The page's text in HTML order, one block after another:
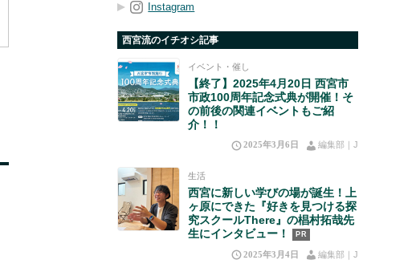
Instagram
西宮流のイチオシ記事
イベント・催し
【終了】2025年4月20日 西宮市
市政100周年記念式典が開催！そ
の前後の関連イベントもご紹
介！！
2025年3月6日 編集部｜J
生活
西宮に新しい学びの場が誕生！上
ヶ原にできた『好きを見つける探
究スクールThere』の椙村拓哉先
生にインタビュー！
PR
2025年3月4日 編集部｜J